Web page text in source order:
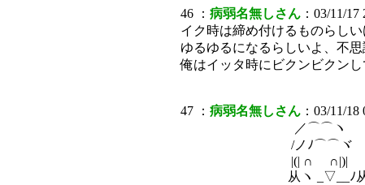
46 ： 病弱名無しさん ：03/11/
イク時は締め付けるものらし
ゆるゆるになるらしいよ、不思
俺はイッタ時にビクンビクン
47 ： 病弱名無しさん ：03/11/
／⌒⌒ヽ
/ノﾉ⌒⌒ヾ
|(| ∩ ∩|)|
从ヽ _▽__ﾉ从 ＜